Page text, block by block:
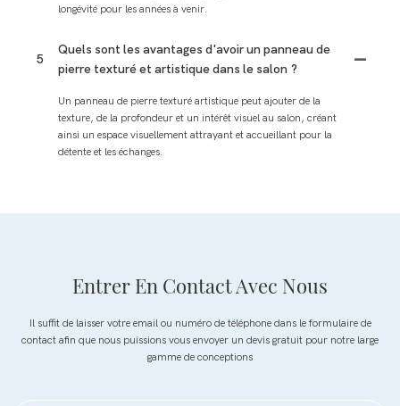
longévité pour les années à venir.
5
Quels sont les avantages d'avoir un panneau de
pierre texturé et artistique dans le salon ?
Un panneau de pierre texturé artistique peut ajouter de la
texture, de la profondeur et un intérêt visuel au salon, créant
ainsi un espace visuellement attrayant et accueillant pour la
détente et les échanges.
Entrer En Contact Avec Nous
Il suffit de laisser votre email ou numéro de téléphone dans le formulaire de
contact afin que nous puissions vous envoyer un devis gratuit pour notre large
gamme de conceptions